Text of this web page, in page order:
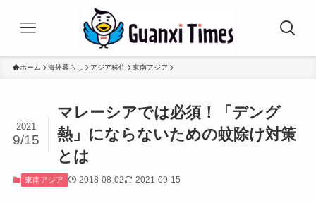
ホーム 海外暮らし アジア移住 東南アジア
マレーシアでは必須！「デング
熱」にならないための蚊除け対策
とは
2021
9/15
東南アジア 2018-08-02 2021-09-15